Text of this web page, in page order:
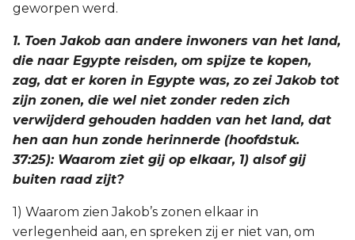
Kolossenzen
1 Thessalonicenzen
2 Thessalonicenzen
1 Timótheüs
2 Timótheüs
geworpen werd.
1. Toen Jakob aan andere inwoners van het land,
die naar Egypte reisden, om spijze te kopen,
zag, dat er koren in Egypte was, zo zei Jakob tot
zijn zonen, die wel niet zonder reden zich
verwijderd gehouden hadden van het land, dat
hen aan hun zonde herinnerde (hoofdstuk.
37:25): Waarom ziet gij op elkaar, 1) alsof gij
buiten raad zijt?
1) Waarom zien Jakob’s zonen elkaar in
verlegenheid aan, en spreken zij er niet van, om